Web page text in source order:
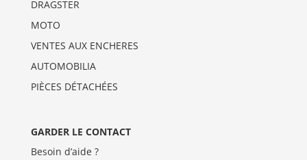
DRAGSTER
MOTO
VENTES AUX ENCHERES
AUTOMOBILIA
PIÈCES DÉTACHÉES
GARDER LE CONTACT
Besoin d’aide ?